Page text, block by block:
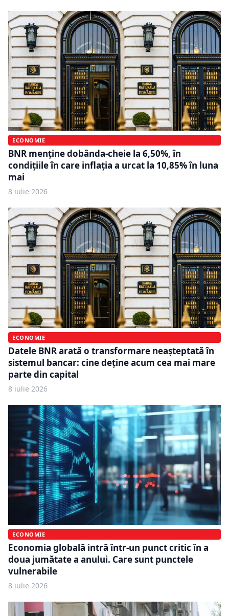
ECONOMIE
BNR menține dobânda-cheie la 6,50%, în
condițiile în care inflația a urcat la 10,85% în luna
mai
8 iulie 2026
ECONOMIE
Datele BNR arată o transformare neașteptată în
sistemul bancar: cine deține acum cea mai mare
parte din capital
8 iulie 2026
ECONOMIE
Economia globală intră într-un punct critic în a
doua jumătate a anului. Care sunt punctele
vulnerabile
8 iulie 2026